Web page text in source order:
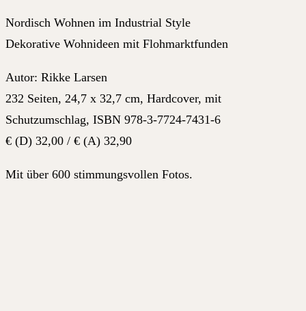
Nordisch Wohnen im Industrial Style
Dekorative Wohnideen mit Flohmarktfunden
Autor: Rikke Larsen
232 Seiten, 24,7 x 32,7 cm, Hardcover, mit
Schutzumschlag, ISBN 978-3-7724-7431-6
€ (D) 32,00 / € (A) 32,90
Mit über 600 stimmungsvollen Fotos.